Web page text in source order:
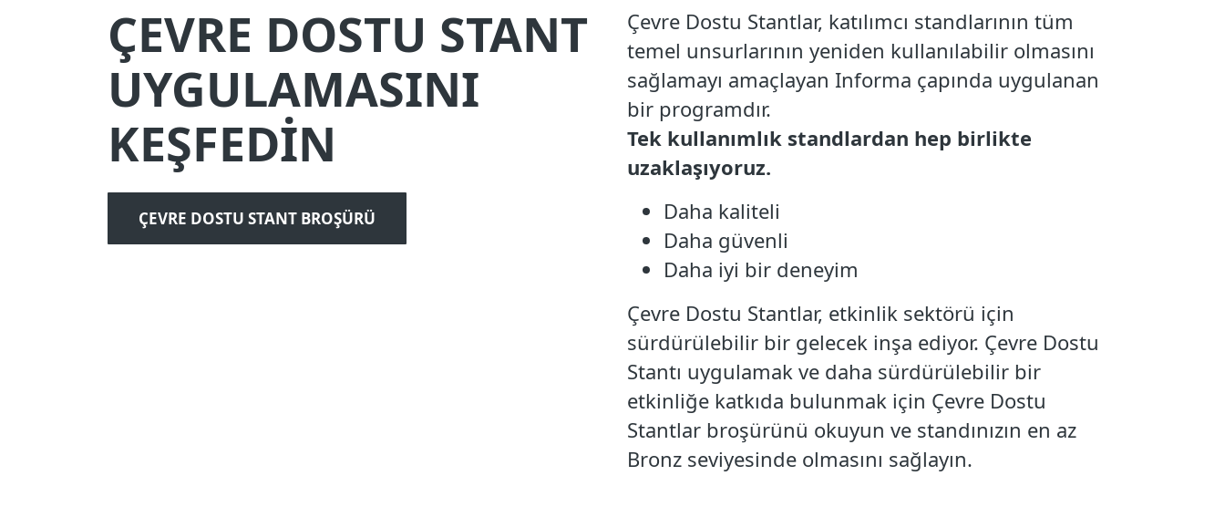
ÇEVRE DOSTU STANT
UYGULAMASINI
KEŞFEDİN
ÇEVRE DOSTU STANT BROŞÜRÜ
Çevre Dostu Stantlar, katılımcı standlarının tüm
temel unsurlarının yeniden kullanılabilir olmasını
sağlamayı amaçlayan Informa çapında uygulanan
bir programdır.
Tek kullanımlık standlardan hep birlikte
uzaklaşıyoruz.
Daha kaliteli
Daha güvenli
Daha iyi bir deneyim
Çevre Dostu Stantlar, etkinlik sektörü için
sürdürülebilir bir gelecek inşa ediyor. Çevre Dostu
Stantı uygulamak ve daha sürdürülebilir bir
etkinliğe katkıda bulunmak için Çevre Dostu
Stantlar broşürünü okuyun ve standınızın en az
Bronz seviyesinde olmasını sağlayın.